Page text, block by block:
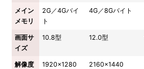
メイン
メモリ
2G／4Gバイ
ト
4G／8Gバイト
画面サ
イズ
10.8型 12.0型
解像度 1920×1280 2160×1440